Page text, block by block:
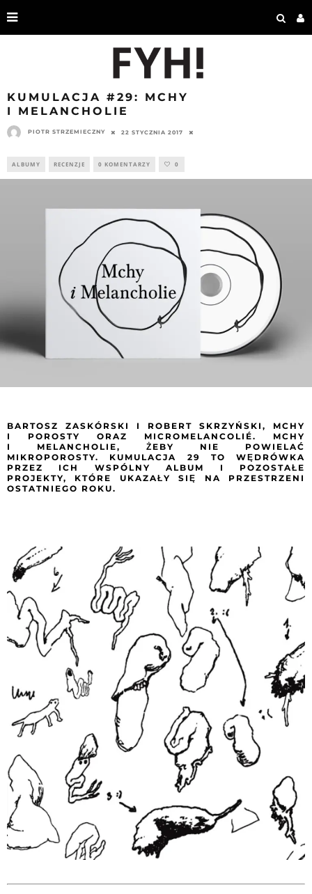
KUMULACJA #29: MCHY
I MELANCHOLIE
PIOTR STRZEMIECZNY 22 STYCZNIA 2017
ALBUMY RECENZJE 0 KOMENTARZY 0
BARTOSZ ZASKÓRSKI I ROBERT SKRZYŃSKI, MCHY
I POROSTY ORAZ MICROMELANCOLIÉ. MCHY
I MELANCHOLIE, ŻEBY NIE POWIELAĆ
MIKROPOROSTY. KUMULACJA 29 TO WĘDRÓWKA
PRZEZ ICH WSPÓLNY ALBUM I POZOSTAŁE
PROJEKTY, KTÓRE UKAZAŁY SIĘ NA PRZESTRZENI
OSTATNIEGO ROKU.